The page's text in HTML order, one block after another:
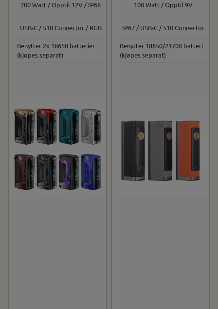
200 Watt / Opptil 12V / IP68
USB-C / 510 Connector / RGB
Benytter 2x 18650 batterier
(kjøpes separat)
100 Watt / Opptil 9V
IP67 / USB-C / 510 Connector
Benytter 18650/21700 batteri
(kjøpes separat)